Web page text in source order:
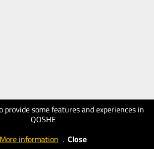
provide some features and experiences in
QOSHE
More information . Close